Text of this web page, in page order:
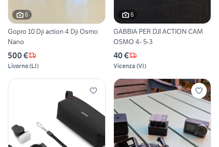
6
Gopro 10 Dji action 4 Dji Osmo
Nano
500 €
Livorno(LI)
6
GABBIA PER DJI ACTION CAM
OSMO 4- 5-3
40 €
Vicenza (VI)